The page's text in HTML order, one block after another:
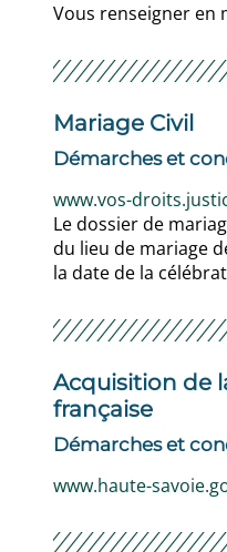
Vous renseigner en
Mariage Civil
Démarches et
www.vos-
Le dossier de
du lieu de mariage
la date de la
Acquisition de
française
Démarches et
www.haute-